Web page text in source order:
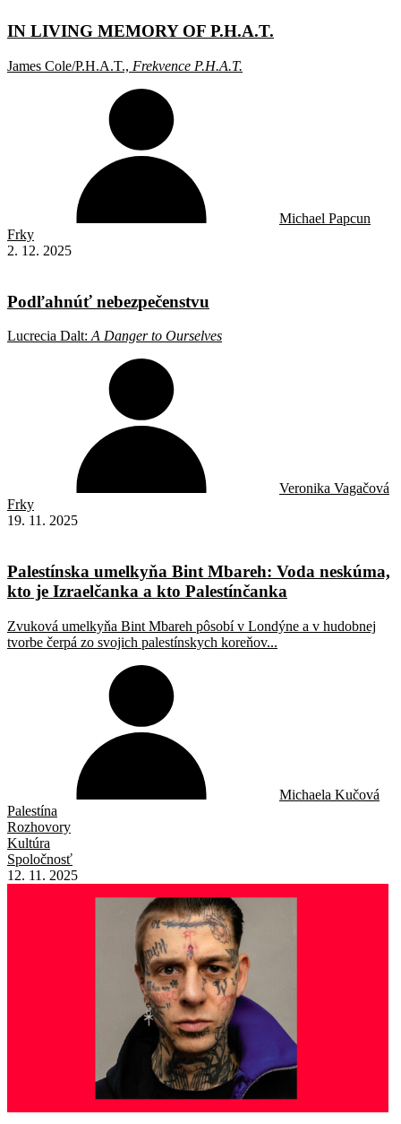
IN LIVING MEMORY OF P.H.A.T.
James Cole/P.H.A.T., Frekvence P.H.A.T.
Michael Papcun
Frky
2. 12. 2025
Podľahnúť nebezpečenstvu
Lucrecia Dalt:A Danger to Ourselves
Veronika Vagačová
Frky
19. 11. 2025
Palestínska umelkyňa Bint Mbareh: Voda neskúma,
kto je Izraelčanka a kto Palestínčanka
Zvuková umelkyňa Bint Mbareh pôsobí v Londýne a v hudobnej
tvorbe čerpá zo svojich palestínskych koreňov...
Michaela Kučová
Palestína
Rozhovory
Kultúra
Spoločnosť
12. 11. 2025